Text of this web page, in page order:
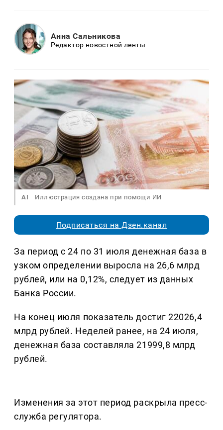
Анна Сальникова
Редактор новостной ленты
AI Иллюстрация создана при помощи ИИ
Подписаться на Дзен.канал
За период с 24 по 31 июля денежная база в
узком определении выросла на 26,6 млрд
рублей, или на 0,12%, следует из данных
Банка России.
На конец июля показатель достиг 22026,4
млрд рублей. Неделей ранее, на 24 июля,
денежная база составляла 21999,8 млрд
рублей.
Изменения за этот период раскрыла пресс-
служба регулятора.